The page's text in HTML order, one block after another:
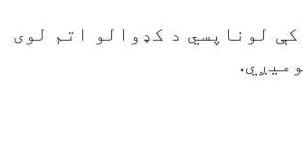
کې لوناپسي د کډوالو اتم لوی